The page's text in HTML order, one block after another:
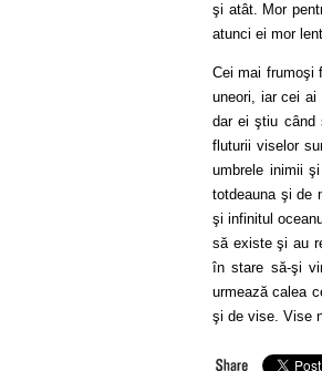
şi atât. Mor
atunci ei mor
Cei mai frumoşi
uneori, iar cei ai
dar ei ştiu când
fluturii viselor
umbrele inimii
totdeauna şi de
şi infinitul
să existe şi au
în stare să-şi
urmează calea
şi de vise. Vise